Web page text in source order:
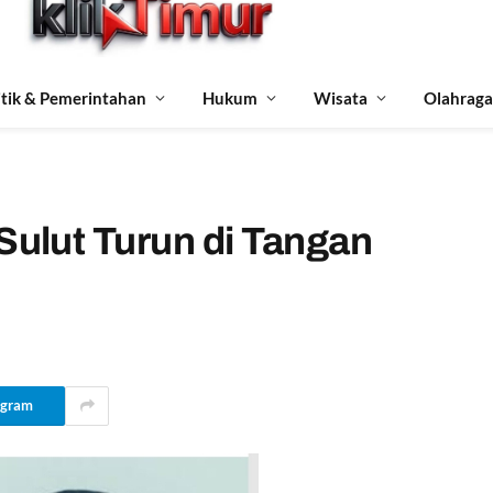
& Pemerintahan Hukum Wisata Olahraga
Turun di Tangan